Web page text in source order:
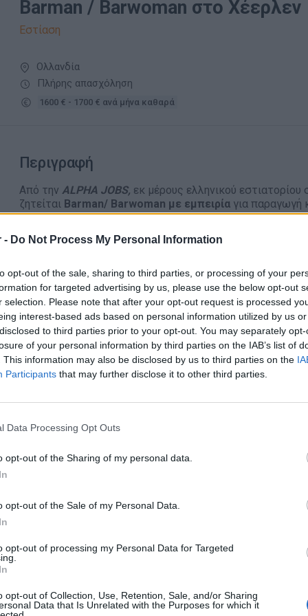
- Do Not Process My Personal Information
opt-out of the sale, sharing to third parties, or processing of your
for targeted advertising by us, please use the below opt-out
selection. Please note that after your opt-out request is processed
interest-based ads based on personal information utilized by us
to third parties prior to your opt-out. You may separately
of your personal information by third parties on the IAB’s list of
This information may also be disclosed by us to third parties on the
Participants that may further disclose it to other third parties.
Data Processing Opt Outs
opt-out of the Sharing of my personal data.
opt-out of the Sale of my Personal Data.
opt-out of processing my Personal Data for Targeted
opt-out of Collection, Use, Retention, Sale, and/or Sharing
Data that Is Unrelated with the Purposes for which it
Barman / Barwoman στο Χέερλεν
Εστίαση
Ολλανδία
Πλήρης απασχόληση
1600 € - 1700 € ανά μήνα καθαρά
Περιγραφή
Από την ALPHA JOBS, εκ μέρους ελληνικού
ζητείται Barman/Barwoman με εμπειρία για παραγωγή
*Η θέση εργασίας απευθύνεται σε προσωπικό το οποίο
όχι για σεζόν.
Απαραίτητα Προσόντα
Προϋπηρεσία σε αντίστοιχη θέση στην Ελλάδα ή στο
Γνώση Αγγλικών σε επίπεδο επικοινωνίας
Διαβατήριο σε ισχύ ή νέου τύπου ταυτότητα
Παροχές
Διαμονή
Διατροφή
Άδεια πληρωμένη
Ωράριο εργασίας: 13:00-22:00 (συμπεριλαμβάνεται
Για περισσότερες πληροφορίες μπορείτε να καλείτε στο:
Παρακαλούνται οι ενδιαφερόμενοι όπως αποστείλουν